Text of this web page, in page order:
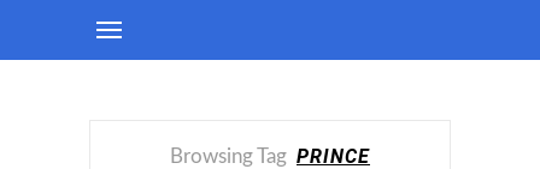
Browsing Tag PRINCE